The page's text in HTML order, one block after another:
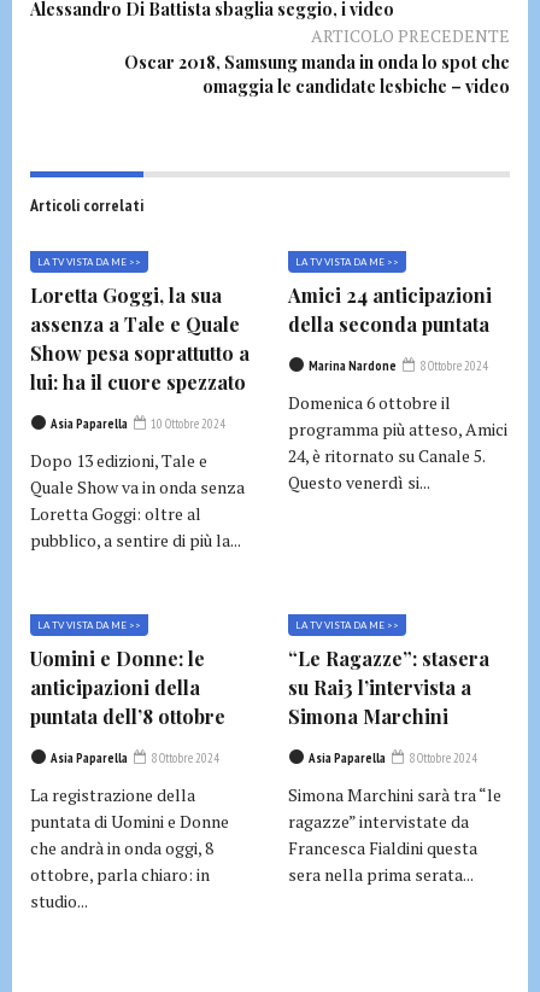
Alessandro Di Battista sbaglia seggio, i video
ARTICOLO PRECEDENTE
Oscar 2018, Samsung manda in onda lo spot che
omaggia le candidate lesbiche – video
Articoli correlati
LA TV VISTA DA ME >>
Loretta Goggi, la sua
assenza a Tale e Quale
Show pesa soprattutto a
lui: ha il cuore spezzato
Asia Paparella 10 Ottobre 2024
Dopo 13 edizioni, Tale e
Quale Show va in onda senza
Loretta Goggi: oltre al
pubblico, a sentire di più la...
LA TV VISTA DA ME >>
Amici 24 anticipazioni
della seconda puntata
Marina Nardone 8 Ottobre 2024
Domenica 6 ottobre il
programma più atteso, Amici
24, è ritornato su Canale 5.
Questo venerdì si...
LA TV VISTA DA ME >>
Uomini e Donne: le
anticipazioni della
puntata dell’8 ottobre
Asia Paparella 8 Ottobre 2024
La registrazione della
puntata di Uomini e Donne
che andrà in onda oggi, 8
ottobre, parla chiaro: in
studio...
LA TV VISTA DA ME >>
“Le Ragazze”: stasera
su Rai3 l’intervista a
Simona Marchini
Asia Paparella 8 Ottobre 2024
Simona Marchini sarà tra “le
ragazze” intervistate da
Francesca Fialdini questa
sera nella prima serata...